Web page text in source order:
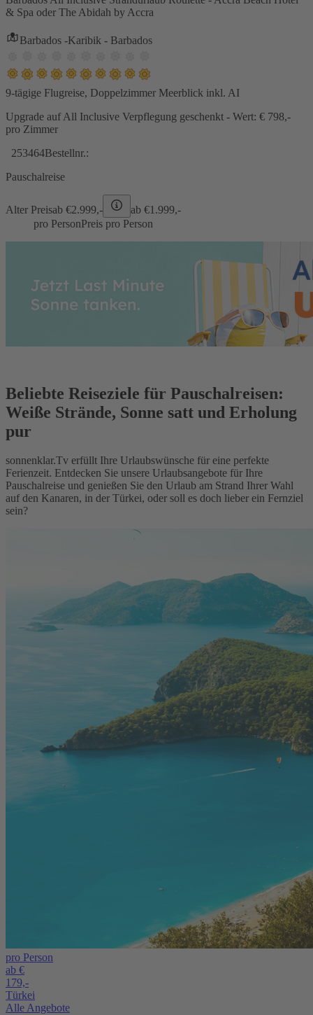
& Spa oder The Abidah by Accra
Barbados -Karibik - Barbados
9-tägige Flugreise, Doppelzimmer Meerblick inkl. AI
Upgrade auf All Inclusive Verpflegung geschenkt - Wert: € 798,-
pro Zimmer
253464Bestellnr.:
Pauschalreise
Alter Preisab €2.999,- ab €1.999,-
pro PersonPreis pro Person
Beliebte Reiseziele für Pauschalreisen:
Weiße Strände, Sonne satt und Erholung
pur
sonnenklar.Tv erfüllt Ihre Urlaubswünsche für eine perfekte
Ferienzeit. Entdecken Sie unsere Urlaubsangebote für Ihre
Pauschalreise und genießen Sie den Urlaub am Strand Ihrer Wahl
auf den Kanaren, in der Türkei, oder soll es doch lieber ein Fernziel
sein?
pro Person
ab €
179,-
Türkei
Alle Angebote